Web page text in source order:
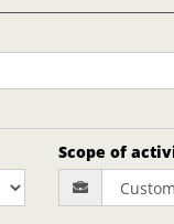
Scope of